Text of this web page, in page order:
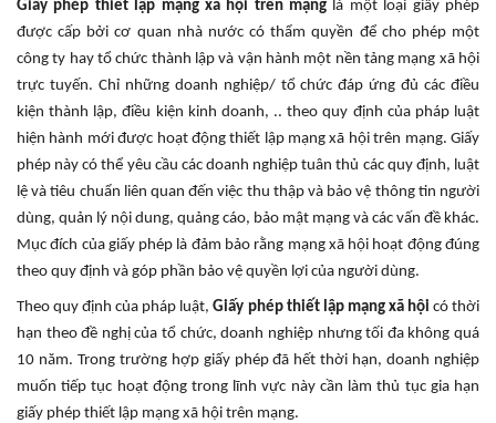
Giấy phép thiết lập mạng xã hội trên mạng là một loại giấy phép
được cấp bởi cơ quan nhà nước có thẩm quyền để cho phép một
công ty hay tổ chức thành lập và vận hành một nền tảng mạng xã hội
trực tuyến. Chỉ những doanh nghiệp/ tổ chức đáp ứng đủ các điều
kiện thành lập, điều kiện kinh doanh, .. theo quy định của pháp luật
hiện hành mới được hoạt động thiết lập mạng xã hội trên mạng. Giấy
phép này có thể yêu cầu các doanh nghiệp tuân thủ các quy định, luật
lệ và tiêu chuẩn liên quan đến việc thu thập và bảo vệ thông tin người
dùng, quản lý nội dung, quảng cáo, bảo mật mạng và các vấn đề khác.
Mục đích của giấy phép là đảm bảo rằng mạng xã hội hoạt động đúng
theo quy định và góp phần bảo vệ quyền lợi của người dùng.
Theo quy định của pháp luật,Giấy phép thiết lập mạng xã hội có thời
hạn theo đề nghị của tổ chức, doanh nghiệp nhưng tối đa không quá
10 năm. Trong trường hợp giấy phép đã hết thời hạn, doanh nghiệp
muốn tiếp tục hoạt động trong lĩnh vực này cần làm thủ tục gia hạn
giấy phép thiết lập mạng xã hội trên mạng.